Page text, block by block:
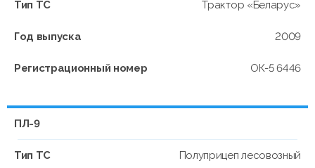
Тип ТС Трактор «Беларус»
Год выпуска 2009
Регистрационный номер ОК-5 6446
ПЛ-9
Тип ТС Полуприцеп лесовозный